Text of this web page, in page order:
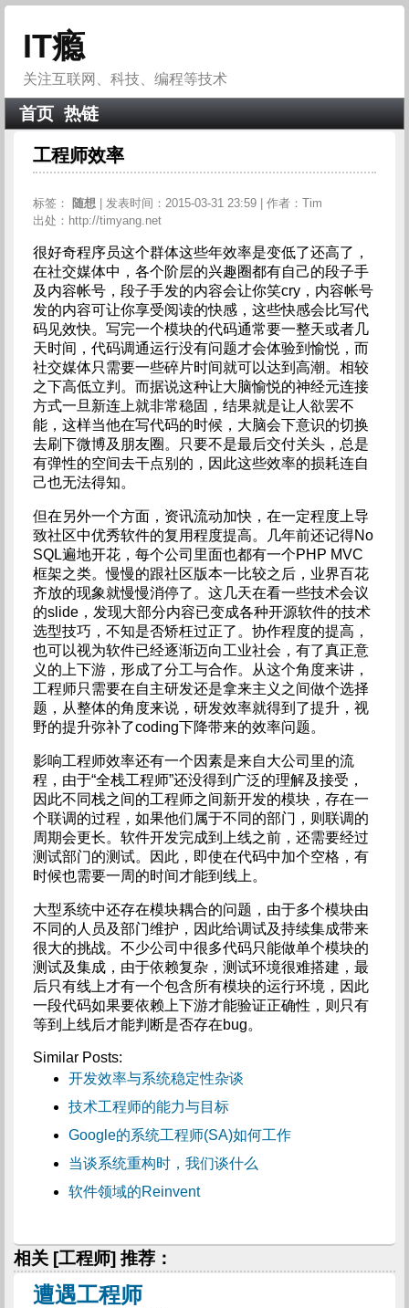
IT瘾
关注互联网、科技、编程等技术
首页 热链
工程师效率
标签： 随想
| 发表时间：2015-03-31 23:59 | 作者：Tim
出处：http://timyang.net
很好奇程序员这个群体这些年效率是变低了还高了，
在社交媒体中，各个阶层的兴趣圈都有自己的段子手
及内容帐号，段子手发的内容会让你笑cry，内容帐号
发的内容可让你享受阅读的快感，这些快感会比写代
码见效快。写完一个模块的代码通常要一整天或者几
天时间，代码调通运行没有问题才会体验到愉悦，而
社交媒体只需要一些碎片时间就可以达到高潮。相较
之下高低立判。而据说这种让大脑愉悦的神经元连接
方式一旦新连上就非常稳固，结果就是让人欲罢不
能，这样当他在写代码的时候，大脑会下意识的切换
去刷下微博及朋友圈。只要不是最后交付关头，总是
有弹性的空间去干点别的，因此这些效率的损耗连自
己也无法得知。
但在另外一个方面，资讯流动加快，在一定程度上导
致社区中优秀软件的复用程度提高。几年前还记得No
SQL遍地开花，每个公司里面也都有一个PHP MVC
框架之类。慢慢的跟社区版本一比较之后，业界百花
齐放的现象就慢慢消停了。这几天在看一些技术会议
的slide，发现大部分内容已变成各种开源软件的技术
选型技巧，不知是否矫枉过正了。协作程度的提高，
也可以视为软件已经逐渐迈向工业社会，有了真正意
义的上下游，形成了分工与合作。从这个角度来讲，
工程师只需要在自主研发还是拿来主义之间做个选择
题，从整体的角度来说，研发效率就得到了提升，视
野的提升弥补了coding下降带来的效率问题。
影响工程师效率还有一个因素是来自大公司里的流
程，由于“全栈工程师”还没得到广泛的理解及接受，
因此不同栈之间的工程师之间新开发的模块，存在一
个联调的过程，如果他们属于不同的部门，则联调的
周期会更长。软件开发完成到上线之前，还需要经过
测试部门的测试。因此，即使在代码中加个空格，有
时候也需要一周的时间才能到线上。
大型系统中还存在模块耦合的问题，由于多个模块由
不同的人员及部门维护，因此给调试及持续集成带来
很大的挑战。不少公司中很多代码只能做单个模块的
测试及集成，由于依赖复杂，测试环境很难搭建，最
后只有线上才有一个包含所有模块的运行环境，因此
一段代码如果要依赖上下游才能验证正确性，则只有
等到上线后才能判断是否存在bug。
Similar Posts:
开发效率与系统稳定性杂谈
技术工程师的能力与目标
Google的系统工程师(SA)如何工作
当谈系统重构时，我们谈什么
软件领域的Reinvent
相关 [工程师] 推荐：
遭遇工程师